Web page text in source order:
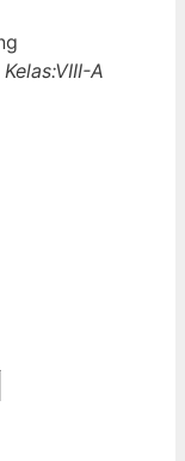
Kelas:VIII-A